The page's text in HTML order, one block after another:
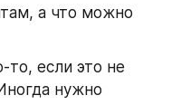
а что можно
то, если это не
нужно